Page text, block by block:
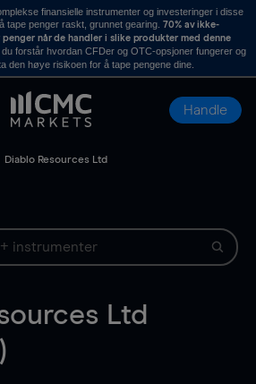
finansielle instrumenter og investeringer i disse
penger raskt, grunnet gearing. 70% av ikke-
når de handler i slike produkter med denne
du forstår hvordan CFDer og OTC-opsjoner fungerer og
den høye risikoen for å tape pengene dine.
Handle
Diablo Resources Ltd
Ltd